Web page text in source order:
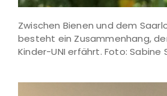
Zwischen Bienen und dem
besteht ein Zusammenhang,
Kinder-UNI erfährt. Foto: Sabine